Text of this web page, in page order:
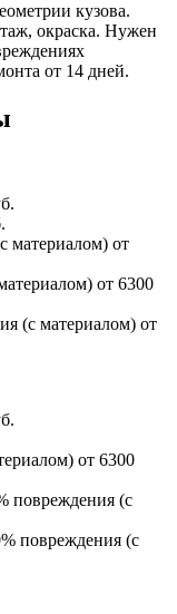
кузова.
окраска. Нужен
от 14 дней.
материалом) от
от 6300
(с материалом) от
от 6300
повреждения (с
повреждения (с